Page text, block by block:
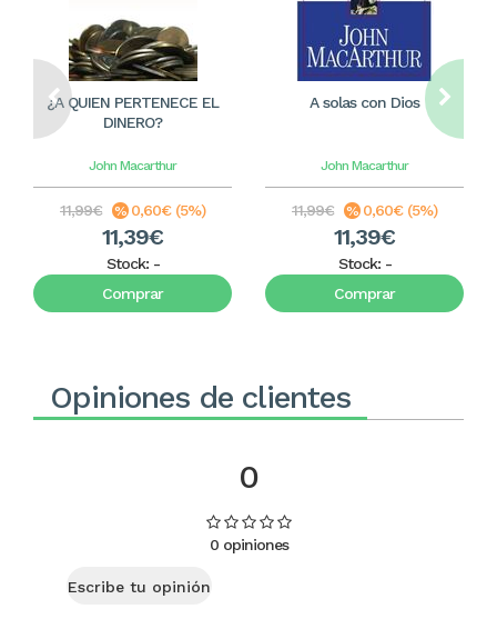
¿A QUIEN PERTENECE EL
DINERO?
John Macarthur
11,99€ 0,60€ (5%)
11,39€
Stock: -
Comprar
A solas con Dios
John Macarthur
11,99€ 0,60€ (5%)
11,39€
Stock: -
Comprar
Opiniones de clientes
0
0 opiniones
Escribe tu opinión